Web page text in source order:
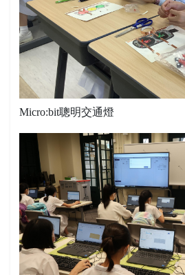
Micro:bit聰明交通燈